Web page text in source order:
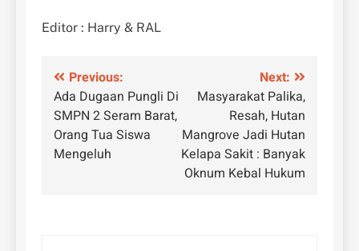
Editor : Harry & RAL
Navigasi
pos
Previous:
Ada Dugaan Pungli Di
SMPN 2 Seram Barat,
Orang Tua Siswa
Mengeluh
Next:
Masyarakat Palika,
Resah, Hutan
Mangrove Jadi Hutan
Kelapa Sakit : Banyak
Oknum Kebal Hukum